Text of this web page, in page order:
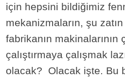
için hepsini bildiğimiz
mekanizmaların, şu zatın
fabrikanın makinalarının
çalıştırmaya çalışmak
olacak? Olacak işte. Bu